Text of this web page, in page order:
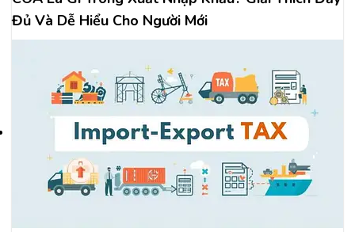
Đủ Và Dễ Hiểu Cho Người Mới